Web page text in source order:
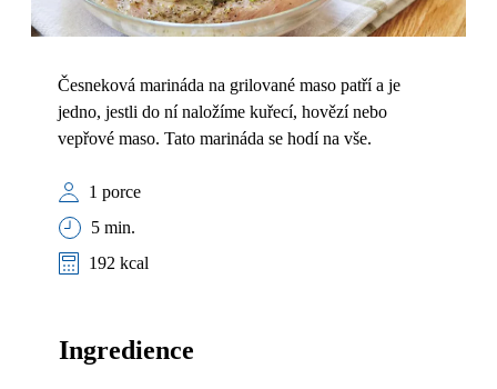
Česneková marináda na grilované maso patří a je
jedno, jestli do ní naložíme kuřecí, hovězí nebo
vepřové maso. Tato marináda se hodí na vše.
1 porce
5 min.
192 kcal
Ingredience